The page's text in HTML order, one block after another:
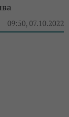
09:50, 07.10.2022